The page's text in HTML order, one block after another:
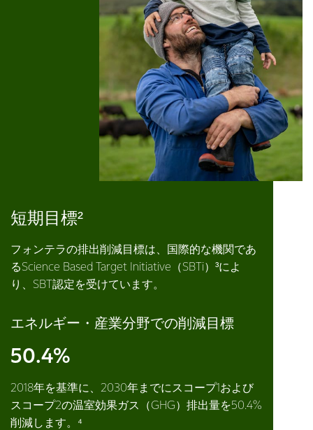
短期目標²
フォンテラの排出削減目標は、国際的な機関であ
るScience Based Target Initiative（SBTi）³によ
り、SBT認定を受けています。
エネルギー・産業分野での削減目標
50.4%
2018年を基準に、2030年までにスコープ1および
スコープ2の温室効果ガス（GHG）排出量を50.4%
削減します。⁴